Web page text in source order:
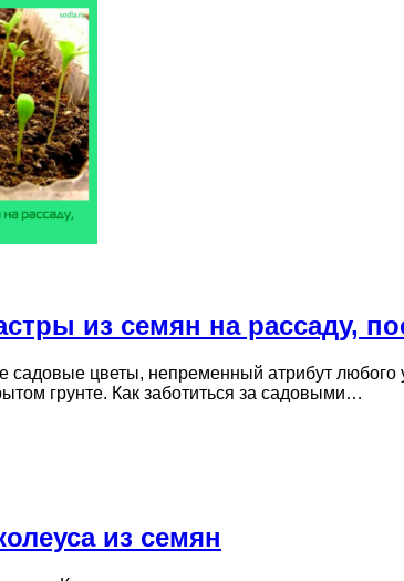
из семян на рассаду,
цветы, непременный атрибут любого
грунте. Как заботиться за садовыми…
из семян